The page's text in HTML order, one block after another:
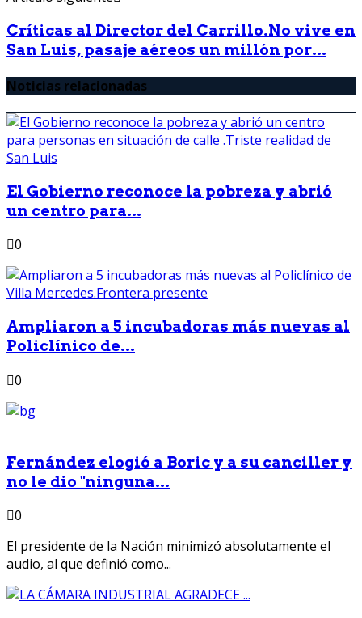
Críticas al Director del Carrillo.No vive en
San Luis, pasaje aéreos un millón por...
Noticias relacionadas
El Gobierno reconoce la pobreza y abrió
un centro para...
0
Ampliaron a 5 incubadoras más nuevas al
Policlínico de...
0
Fernández elogió a Boric y a su canciller y
no le dio "ninguna...
0
El presidente de la Nación minimizó absolutamente el
audio, al que definió como...